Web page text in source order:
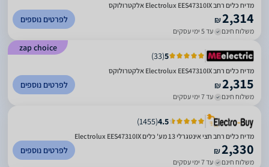
מדיח כלים רחב Electrolux EES47310IX אלקטרולוקס
₪2,314
משלוח חינם עד 5 ימי עסקים
לפרטים נוספים
zap choice
5
(
33
)
מדיח כלים ‏רחב Electrolux EES47310IX אלקטרולוקס
₪2,315
משלוח חינם עד 7 ימי עסקים
לפרטים נוספים
4.5
(
1455
)
מדיח כלים רחב חצי אינטגרלי 13 מע' כלים Electrolux EES47310IX
₪2,330
משלוח חינם עד 7 ימי עסקים
לפרטים נוספים